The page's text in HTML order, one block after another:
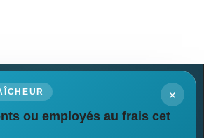
×
ou employés au frais cet
Newsletter